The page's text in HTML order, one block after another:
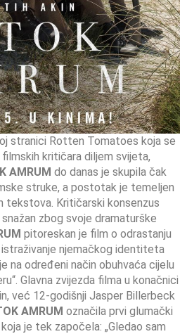
stranici Rotten Tomatoes koja se
kritičara diljem svijeta,
AMRUM do danas je skupila čak
struke, a postotak je temeljen
tekstova. Kritičarski konsenzus
zbog svoje dramaturške
pitoreskan je film o odrastanju
njemačkog identiteta
na određeni način obuhvaća cijelu
Glavna zvijezda filma u konačnici
već 12-godišnji Jasper Billerbeck
AMRUM označila prvi glumački
je tek započela: „Gledao sam